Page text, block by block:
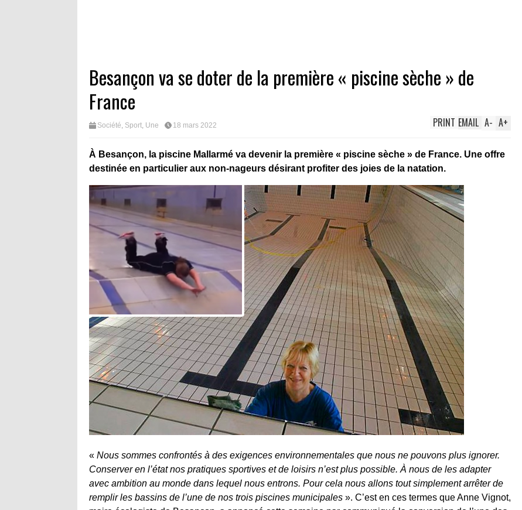
Besançon va se doter de la première « piscine sèche » de
France
Société, Sport, Une 18 mars 2022 A+
A-
EMAIL
PRINT
À Besançon, la piscine Mallarmé va devenir la première « piscine sèche » de France. Une offre
destinée en particulier aux non-nageurs désirant profiter des joies de la natation.
« Nous sommes confrontés à des exigences environnementales que nous ne pouvons plus ignorer.
Conserver en l’état nos pratiques sportives et de loisirs n’est plus possible. À nous de les adapter
avec ambition au monde dans lequel nous entrons. Pour cela nous allons tout simplement arrêter de
remplir les bassins de l’une de nos trois piscines municipales ». C’est en ces termes que Anne Vignot,